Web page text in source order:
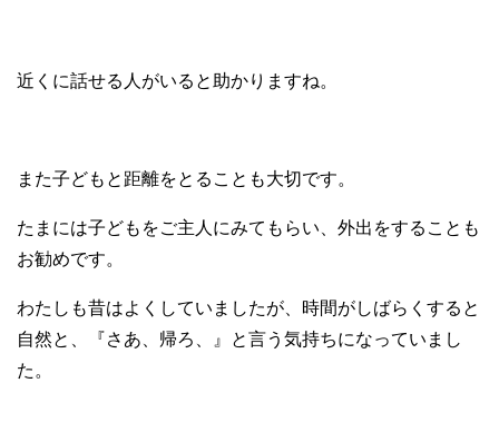
近くに話せる人がいると助かりますね。
また子どもと距離をとることも大切です。
たまには子どもをご主人にみてもらい、外出をすることも
お勧めです。
わたしも昔はよくしていましたが、時間がしばらくすると
自然と、『さあ、帰ろ、』と言う気持ちになっていまし
た。